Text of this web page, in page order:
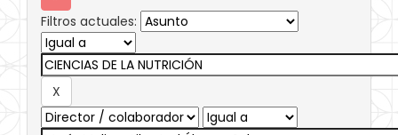
Filtros actuales: